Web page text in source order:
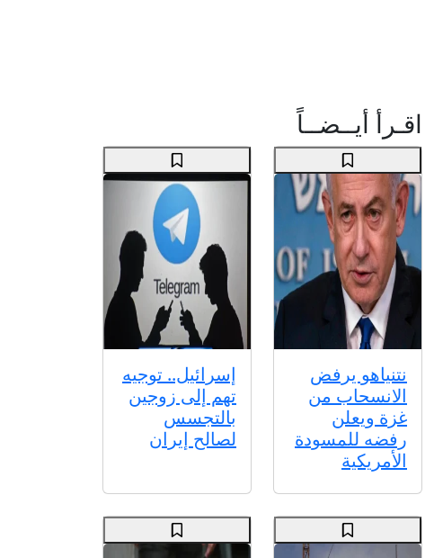
اقـرأ أيــضــاً
نتنياهو يرفض
الانسحاب من
غزة ويعلن
رفضه للمسودة
الأمريكية
إسرائيل.. توجيه
تهم إلى زوجين
بالتجسس
لصالح إيران